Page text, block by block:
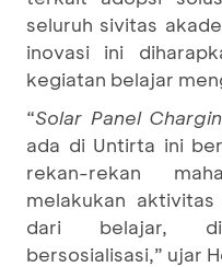
seluruh sivitas
inovasi ini
kegiatan belajar
“Solar Panel
ada di Untirta ini
rekan-rekan
melakukan
dari belajar,
bersosialisasi,” ujar